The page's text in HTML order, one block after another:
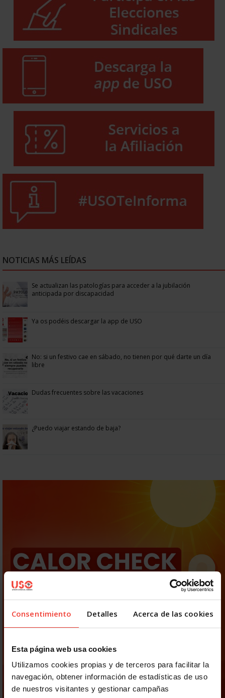
Consentimiento Detalles Acerca de las cookies
Esta página web usa cookies
Utilizamos cookies propias y de terceros para facilitar la
navegación, obtener información de estadísticas de uso
de nuestros visitantes y gestionar campañas
NOTICIAS MÁS LEÍDAS
Se actualizan las patologías para acceder a la jubilación
anticipada por discapacidad
Ya os podéis descargar la app de USO
No: si un festivo cae en sábado, no tienen por qué darte un día
libre
Dudas frecuentes sobre las vacaciones
¿Puedo viajar estando de baja?